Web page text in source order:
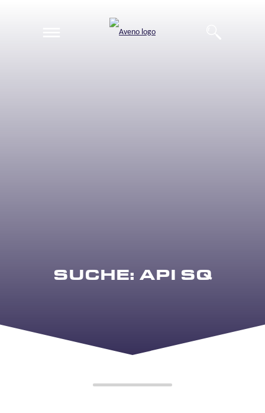
SUCHE: API SQ